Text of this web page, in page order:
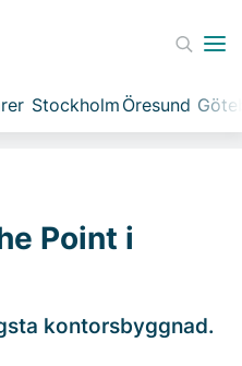
Stockholm Öresund
Point i
kontorsbyggnad.